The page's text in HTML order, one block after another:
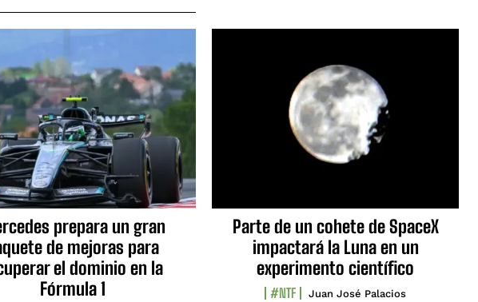
prepara un gran
de mejoras para
el dominio en la
Fórmula 1
Parte de un cohete de SpaceX
impactará la Luna en un
experimento científico
#NTF Juan José Palacios